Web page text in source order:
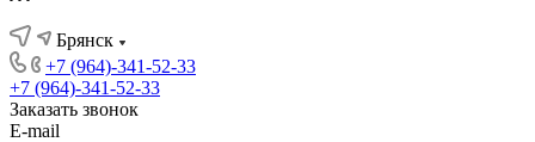
Брянск
+7 (964)-341-52-33
+7 (964)-341-52-33
Заказать звонок
E-mail